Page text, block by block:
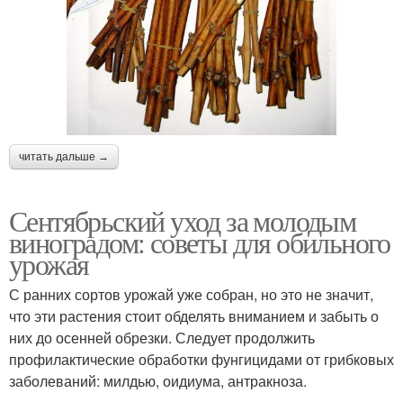
читать дальше →
Сентябрьский уход за молодым
виноградом: советы для обильного
урожая
С ранних сортов урожай уже собран, но это не значит,
что эти растения стоит обделять вниманием и забыть о
них до осенней обрезки. Следует продолжить
профилактические обработки фунгицидами от грибковых
заболеваний: милдью, оидиума, антракноза.